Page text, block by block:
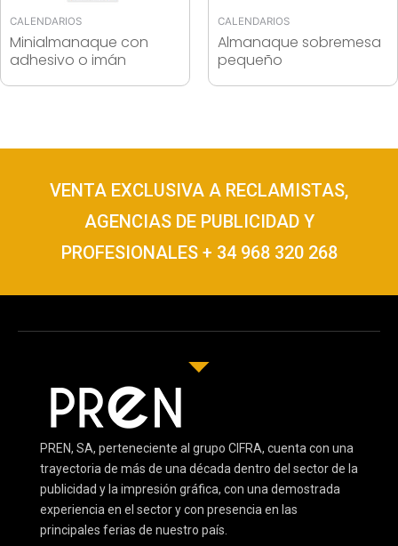
CALENDARIOS
Minialmanaque con
adhesivo o imán
CALENDARIOS
Almanaque sobremesa
pequeño
VENTA EXCLUSIVA A RECLAMISTAS,
AGENCIAS DE PUBLICIDAD Y
PROFESIONALES + 34 968 320 268
PREN, SA, perteneciente al grupo CIFRA, cuenta con una
trayectoria de más de una década dentro del sector de la
publicidad y la impresión gráfica, con una demostrada
experiencia en el sector y con presencia en las
principales ferias de nuestro país.